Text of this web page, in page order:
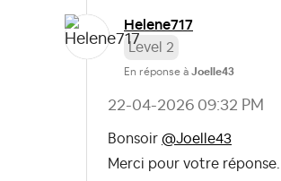
Helene717
Level 2
En réponse à Joelle43
‎22-04-2026 09:32 PM
Bonsoir @Joelle43
Merci pour votre réponse.